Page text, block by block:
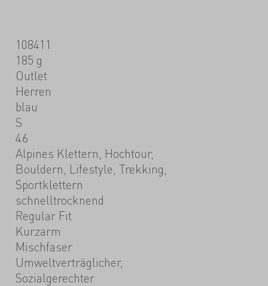
108411
185 g
Outlet
Herren
blau
S
46
Alpines Klettern, Hochtour,
Bouldern, Lifestyle, Trekking,
Sportklettern
schnelltrocknend
Regular Fit
Kurzarm
Mischfaser
Umweltverträglicher,
Sozialgerechter